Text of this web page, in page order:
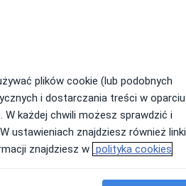
plików cookie (lub podobnych
i dostarczania treści w
każdej chwili możesz sprawdzić i
ustawieniach znajdziesz również linki
znajdziesz w polityka cookies